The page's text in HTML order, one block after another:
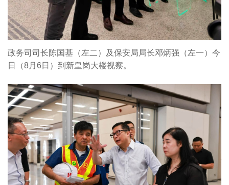
政务司司长陈国基（左二）及保安局局长邓炳强（左一）今
日（8月6日）到新皇岗大楼视察。